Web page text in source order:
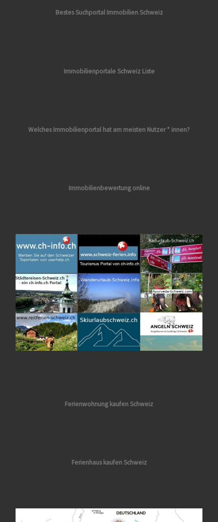
Bestes Suchportal Immobilien Schweiz
Immobilienportale Schweiz Liste
Welches Immobilienportal hat am meisten Nutzer * innen?
Immobilienbewertung online
Ferienwohnung kaufen Schweiz
Ferienhaus kaufen Schweiz